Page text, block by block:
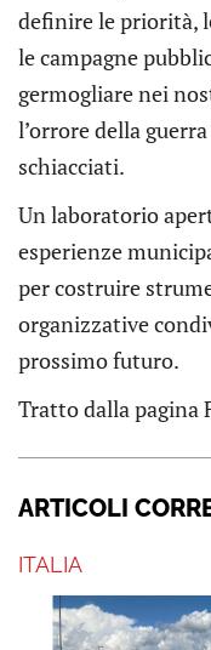
definire le priorità,
le campagne
germogliare nei
l’orrore della
schiacciati.
Un laboratorio
esperienze
per costruire
organizzative
prossimo futuro.
Tratto dalla pagina
ARTICOLI
ITALIA